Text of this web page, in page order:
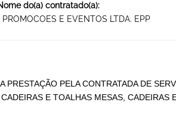
do(a) contratado(a):
E EVENTOS LTDA. EPP
PRESTAÇÃO PELA CONTRATADA DE
E TOALHAS MESAS, CADEIRAS